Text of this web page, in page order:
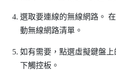
選取要連線的無線網路。
動無線網路清單。
如有需要，點選虛擬鍵盤
下觸控板。